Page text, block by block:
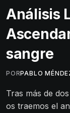
Análisis
sangre
PORPABLO
Tras más de
os traemos el